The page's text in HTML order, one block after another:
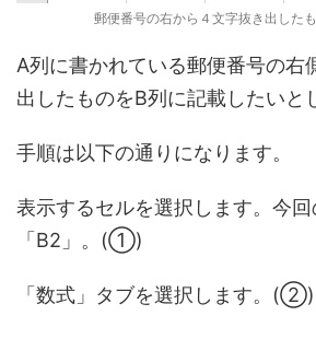
郵便番号の右から４文字抜き出した
A列に書かれている郵便番号の右
出したものをB列に記載したいと
手順は以下の通りになります。
表示するセルを選択します。今
「B2」。(①)
「数式」タブを選択します。(②)